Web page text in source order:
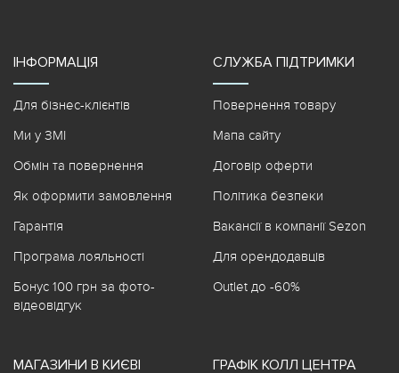
ІНФОРМАЦІЯ
Для бізнес-клієнтів
Ми у ЗМІ
Обмін та повернення
Як оформити замовлення
Гарантія
Програма лояльності
Бонус 100 грн за фото-
відеовідгук
СЛУЖБА ПІДТРИМКИ
Повернення товару
Мапа сайту
Договір оферти
Політика безпеки
Вакансії в компанії Sezon
Для орендодавців
Outlet до -60%
МАГАЗИНИ В КИЄВІ ГРАФІК КОЛЛ ЦЕНТРА